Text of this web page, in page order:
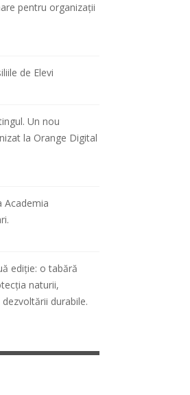
pentru organizații
de Elevi
Un nou
la Orange Digital
Academia
ediție: o tabără
naturii,
durabile.